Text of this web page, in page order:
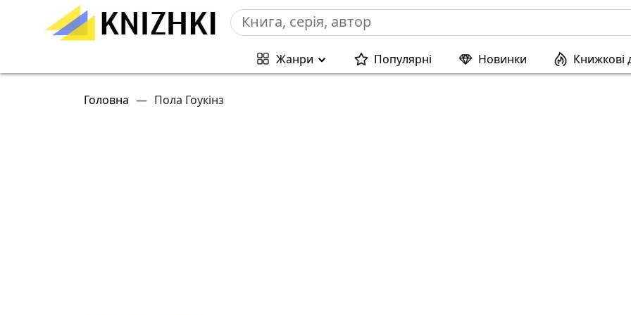
Жанри Популярні Новинки Книжкові
Головна — Пола Гоукінз